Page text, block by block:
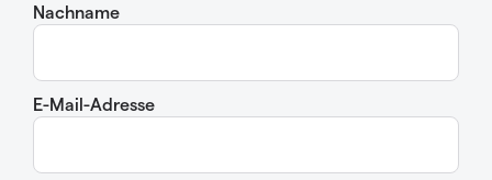
Nachname
E-Mail-Adresse